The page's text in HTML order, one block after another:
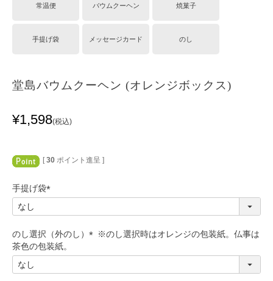
常温便 バウムクーヘン 焼菓子
手提げ袋 メッセージカード のし
堂島バウムクーヘン (オレンジボックス)
¥1,598 税込
[ 30 ポイント進呈 ]
手提げ袋
必
)
のし選択（外のし）
須